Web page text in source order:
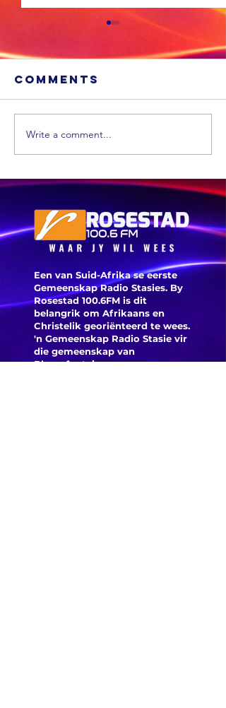
Xhariep kry
eers in 2031 'n
nuwe
munisipaliteit
Comments
Write a comment...
Een van Suid-Afrika se eerste
Gemeenskap Radio Stasies. By
Rosestad 100.6FM is dit
belangrik om Afrikaans en
Christelik georiënteerd te wees.
'n Gemeenskap Radio Stasie vir
die gemeenskap van
Bloemfontein.